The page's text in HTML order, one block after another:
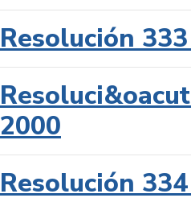
Resolución
2000
Resolución